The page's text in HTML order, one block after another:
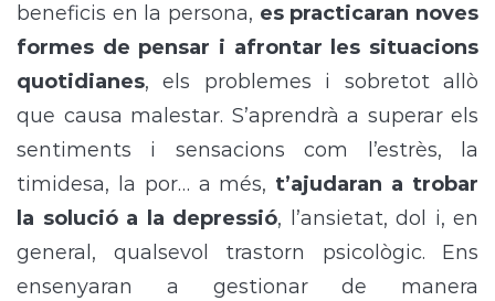
beneficis en la persona, es practicaran noves
formes de pensar i afrontar les situacions
quotidianes, els problemes i sobretot allò
que causa malestar. S’aprendrà a superar els
sentiments i sensacions com l’estrès, la
timidesa, la por… a més, t’ajudaran a trobar
la solució a la depressió, l’ansietat, dol i, en
general, qualsevol trastorn psicològic. Ens
ensenyaran a gestionar de manera